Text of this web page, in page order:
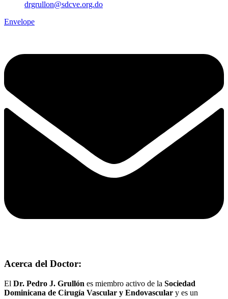
drgrullon@sdcve.org.do
Envelope
Acerca del Doctor:
El Dr. Pedro J. Grullón es miembro activo de la Sociedad
Dominicana de Cirugía Vascular y Endovascular y es un